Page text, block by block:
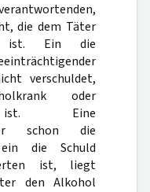
die dem Täter
ist. Ein die
verschuldet,
oder
ist. Eine
schon die
die Schuld
ist, liegt
den Alkohol